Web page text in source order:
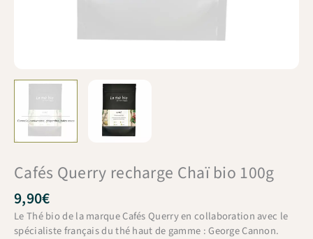
Cafés Querry recharge Chaï bio 100g
9,90€
Le Thé bio de la marque Cafés Querry en collaboration avec le
spécialiste français du thé haut de gamme : George Cannon.